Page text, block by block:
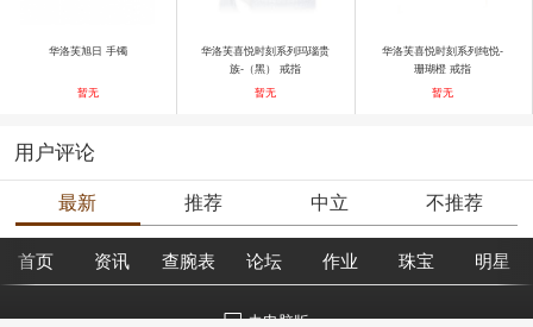
华洛芙旭日 手镯
暂无
华洛芙喜悦时刻系列玛瑙贵
族-（黑） 戒指
暂无
华洛芙喜悦时刻系列纯悦-
珊瑚橙 戒指
暂无
用户评论
最新 推荐 中立 不推荐
首页 资讯 查腕表 论坛 作业 珠宝 明星
去电脑版